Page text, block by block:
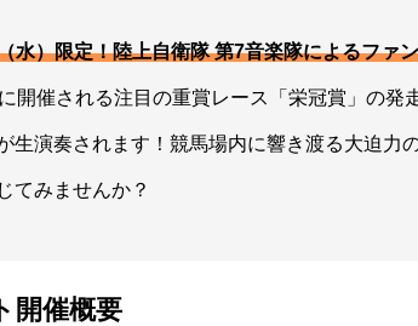
水）限定！陸上自衛隊 第7音楽隊によるファ
開催される注目の重賞レース「栄冠賞」の発
生演奏されます！競馬場内に響き渡る大迫力
てみませんか？
開催概要